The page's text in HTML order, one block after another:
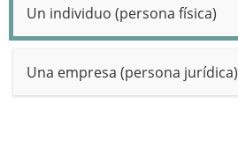
Un individuo (persona física)
Una empresa (persona jurídica)